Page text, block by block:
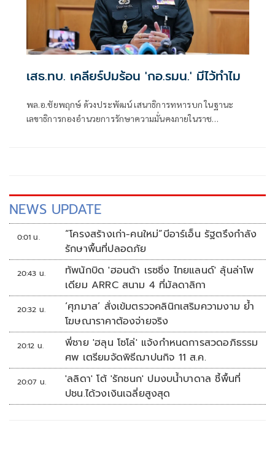
เสธ.ทบ. เคลียร์ปมร้อน 'กอ.รมน.' มีไว้ทำไม
พล.อ.ชัยพฤกษ์ ด้วงประพัฒน์ เสนาธิการทหารบก ในฐานะ
เลขาธิการกองอำนวยการรักษาความมั่นคงภายในราช
NEWS UPDATE
0:01 น.
“โครงสร้างเก่า-คนใหม่”บีอาร์เอ็น รัฐตรึงกำลัง
รักษาพื้นที่ปลอดภัย
20:43 น.
ทัพนักบิด 'ฮอนด้า เรซซิ่ง ไทยแลนด์' ลุ้นล่าโพ
เดียม ARRC สนาม 4 ที่มัลดาลิกา
20:32 น.
‘ศุภมาส’ สั่งเข้มตรวจคลินิกเสริมความงาม ย้ำ
โฆษณาราคาต้องจ่ายจริง
20:12 น.
พี่ชาย 'ฮลุน โซโล่' แจ้งกำหนดการสวดอภิธรรม
ศพ เตรียมจัดพิธีฌาปนกิจ 11 ส.ค.
20:07 น.
'ลลิดา' โต้ 'รักชนก' ปมงบน้ำบาดาล ชี้พื้นที่
ปชน.ได้วงเงินเฉลี่ยสูงสุด